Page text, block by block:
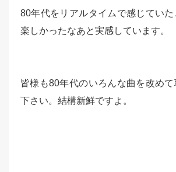
80年代をリアルタイムで感じていた
楽しかったなあと実感しています。
皆様も80年代のいろんな曲を改め
下さい。結構新鮮ですよ。